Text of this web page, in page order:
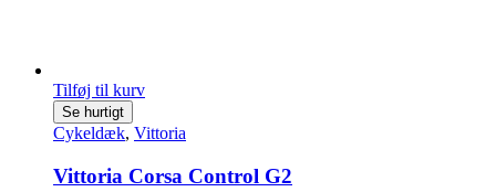
Tilføj til kurv
Se hurtigt
Cykeldæk, Vittoria
Vittoria Corsa Control G2